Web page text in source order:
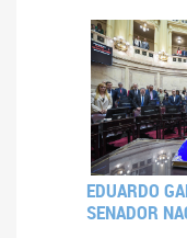
EDUARDO
SENADOR